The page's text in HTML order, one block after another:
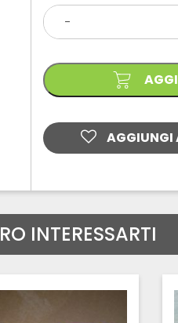
-
SPAZZOLE
PER
quantità
AGGIUNGI
INTERESSARTI